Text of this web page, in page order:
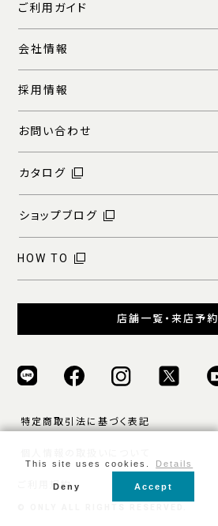
ご利用ガイド
会社情報
採用情報
お問い合わせ
カタログ
ショップブログ
HOW TO
店舗一覧・来店予約
特定商取引法に基づく表記
ご利用規約
This site uses cookies. Details
Deny Accept